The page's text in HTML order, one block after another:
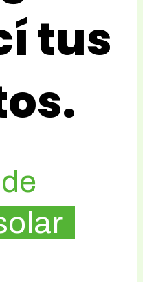
tus